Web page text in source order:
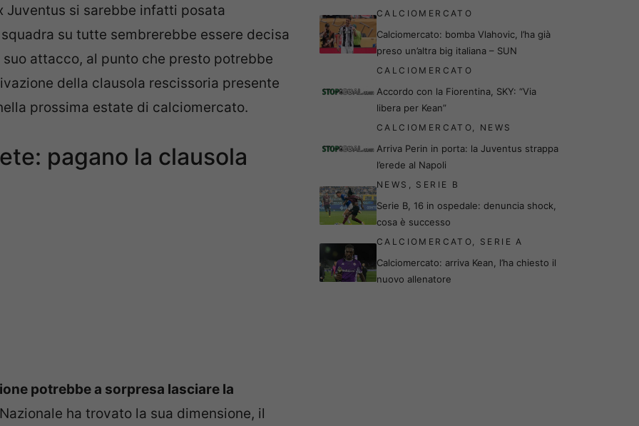
Juventus si sarebbe infatti posata
su tutte sembrerebbe essere decisa
attacco, al punto che presto potrebbe
della clausola rescissoria presente
prossima estate di calciomercato.
pagano la clausola
potrebbe a sorpresa lasciare la
ha trovato la sua dimensione, il
CALCIOMERCATO
Calciomercato: bomba Vlahovic, l’ha già
preso un’altra big italiana – SUN
CALCIOMERCATO
Accordo con la Fiorentina, SKY: “Via
libera per Kean”
CALCIOMERCATO, NEWS
Arriva Perin in porta: la Juventus strappa
l’erede al Napoli
NEWS , SERIE B
Serie B, 16 in ospedale: denuncia shock,
cosa è successo
CALCIOMERCATO, SERIE A
Calciomercato: arriva Kean, l’ha chiesto il
nuovo allenatore